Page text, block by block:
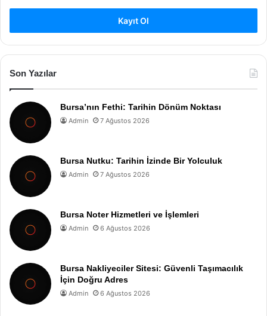
Kayıt Ol
Son Yazılar
Bursa’nın Fethi: Tarihin Dönüm Noktası
Admin 7 Ağustos 2026
Bursa Nutku: Tarihin İzinde Bir Yolculuk
Admin 7 Ağustos 2026
Bursa Noter Hizmetleri ve İşlemleri
Admin 6 Ağustos 2026
Bursa Nakliyeciler Sitesi: Güvenli Taşımacılık
İçin Doğru Adres
Admin 6 Ağustos 2026